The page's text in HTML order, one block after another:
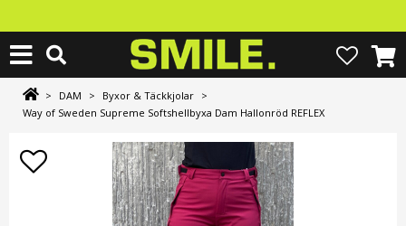
> DAM > Byxor & Täckkjolar >
Way of Sweden Supreme Softshellbyxa Dam Hallonröd REFLEX